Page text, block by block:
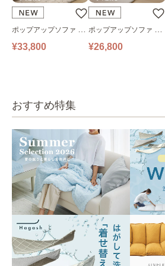
ポップアップソファ ソ
ファ フロアソファ 幅14
¥33,800
ポップアップソファ ソ
ファ フロアソファ 幅10
¥26,800
おすすめ特集